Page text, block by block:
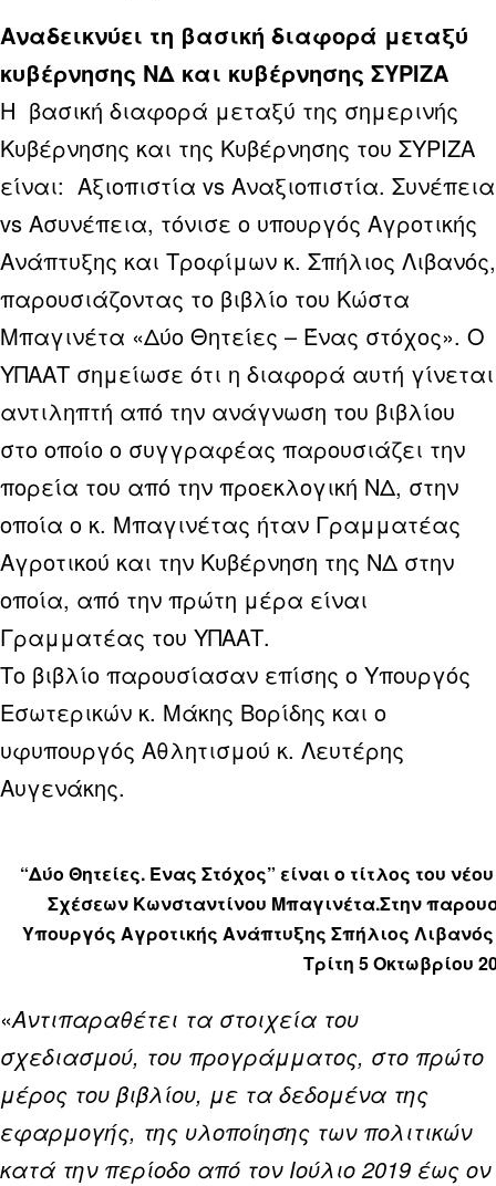
Αναδεικνύει τη βασική διαφορά μεταξύ
κυβέρνησης ΝΔ και κυβέρνησης ΣΥΡΙΖΑ
Η βασική διαφορά μεταξύ της σημερινής
Κυβέρνησης και της Κυβέρνησης του ΣΥΡΙΖΑ
είναι: Αξιοπιστία vs Αναξιοπιστία. Συνέπεια
vs Ασυνέπεια, τόνισε ο υπουργός Αγροτικής
Ανάπτυξης και Τροφίμων κ. Σπήλιος Λιβανός,
παρουσιάζοντας το βιβλίο του Κώστα
Μπαγινέτα «Δύο Θητείες – Ένας στόχος». Ο
ΥΠΑΑΤ σημείωσε ότι η διαφορά αυτή γίνεται
αντιληπτή από την ανάγνωση του βιβλίου
στο οποίο ο συγγραφέας παρουσιάζει την
πορεία του από την προεκλογική ΝΔ, στην
οποία ο κ. Μπαγινέτας ήταν Γραμματέας
Αγροτικού και την Κυβέρνηση της ΝΔ στην
οποία, από την πρώτη μέρα είναι
Γραμματέας του ΥΠΑΑΤ.
Το βιβλίο παρουσίασαν επίσης ο Υπουργός
Εσωτερικών κ. Μάκης Βορίδης και ο
υφυπουργός Αθλητισμού κ. Λευτέρης
Αυγενάκης.
“Δύο Θητείες. Ένας Στόχος” είναι ο τίτλος του
Σχέσεων Κωνσταντίνου Μπαγινέτα.Στην
Υπουργός Αγροτικής Ανάπτυξης Σπήλιος
Τρίτη 5 Οκτωβρίου
«Αντιπαραθέτει τα στοιχεία του
σχεδιασμού, του προγράμματος, στο πρώτο
μέρος του βιβλίου, με τα δεδομένα της
εφαρμογής, της υλοποίησης των πολιτικών
κατά την περίοδο από τον Ιούλιο 2019 έως ον